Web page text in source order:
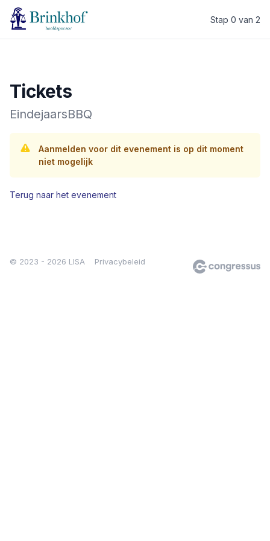
LISA Groningen
Stap 0 van 2
Tickets
EindejaarsBBQ
Aanmelden voor dit evenement is op dit moment
niet mogelijk
Terug naar het evenement
© 2023 - 2026 LISA Privacybeleid